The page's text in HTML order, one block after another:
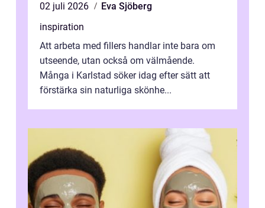
02 juli 2026
Eva Sjöberg
inspiration
Att arbeta med fillers handlar inte bara om
utseende, utan också om välmående.
Många i Karlstad söker idag efter sätt att
förstärka sin naturliga skönhe...